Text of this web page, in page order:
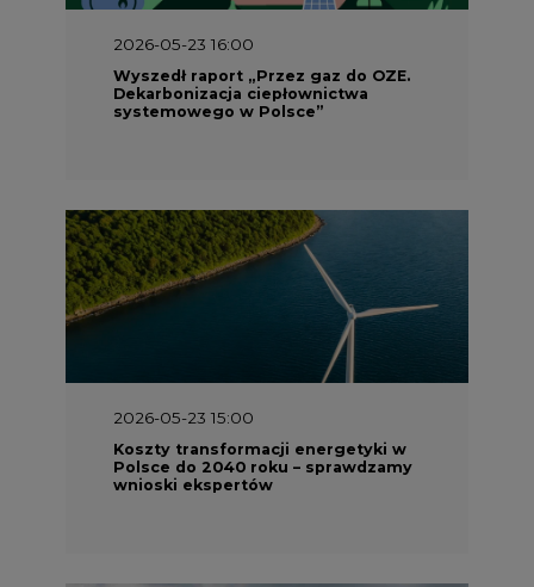
2026-05-23 16:00
Wyszedł raport „Przez gaz do OZE.
Dekarbonizacja ciepłownictwa
systemowego w Polsce”
2026-05-23 15:00
Koszty transformacji energetyki w
Polsce do 2040 roku – sprawdzamy
wnioski ekspertów